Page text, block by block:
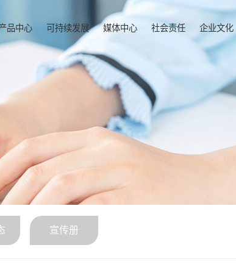
品中心 可持续发展 媒体中心 社会责任 企业文化
宣传册